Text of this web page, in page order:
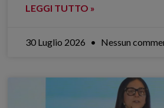
LEGGI TUTTO »
30 Luglio 2026 Nessun